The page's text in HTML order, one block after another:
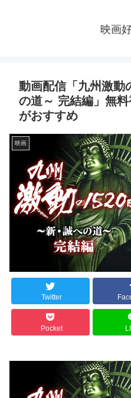
映画
動画配信「九州激動
の道～ 完結編」無
がおすすめ
映画
Twitter
Pocket